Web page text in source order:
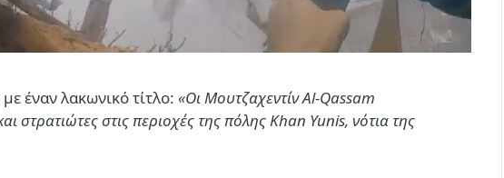
έναν λακωνικό τίτλο: «Οι Μουτζαχεντίν Al-Qassam
στρατιώτες στις περιοχές της πόλης Khan Yunis, νότια της